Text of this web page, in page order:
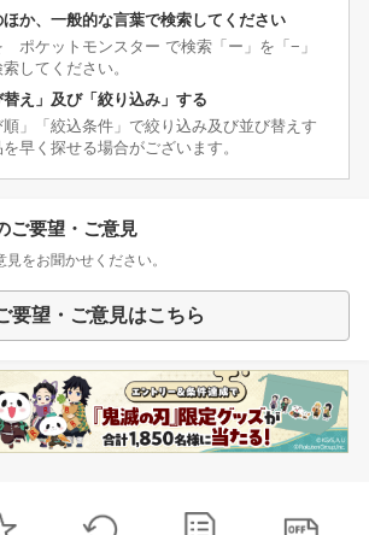
か、一般的な言葉で検索してください
ケットモンスター で検索「ー」を「−」
してください。
え」及び「絞り込み」する
」「絞込条件」で絞り込み及び並び替えす
早く探せる場合がございます。
ご要望・ご意見
をお聞かせください。
要望・ご意見はこちら